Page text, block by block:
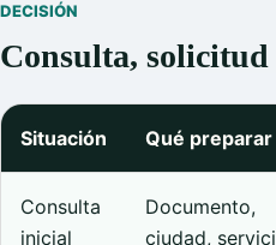
DECISIÓN
Consulta, solicitud
Situación Qué preparar
Consulta
inicial
Documento,
ciudad,